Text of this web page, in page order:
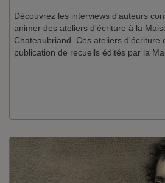
Découvrez les interviews d'auteurs
animer des ateliers d'écriture à la
Chateaubriand. Ces ateliers d'écriture
publication de recueils édités par la